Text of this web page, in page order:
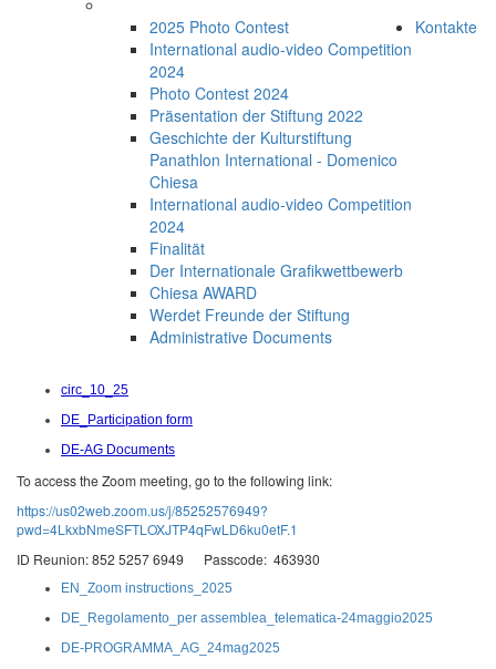
2025 Photo Contest
International audio-video Competition
2024
Photo Contest 2024
Präsentation der Stiftung 2022
Geschichte der Kulturstiftung
Panathlon International - Domenico
Chiesa
International audio-video Competition
2024
Finalität
Der Internationale Grafikwettbewerb
Chiesa AWARD
Werdet Freunde der Stiftung
Administrative Documents
Kontakte
circ_10_25
DE_Participation form
DE-AG Documents
To access the Zoom meeting, go to the following link:
https://us02web.zoom.us/j/85252576949?
pwd=4LkxbNmeSFTLOXJTP4qFwLD6ku0etF.1
ID Reunion: 852 5257 6949 Passcode: 463930
EN_Zoom instructions_2025
DE_Regolamento_per assemblea_telematica-24maggio2025
DE-PROGRAMMA_AG_24mag2025